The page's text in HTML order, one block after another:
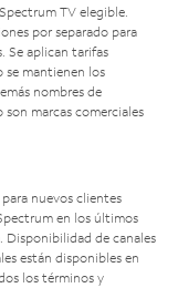
TV elegible.
por separado para
Se aplican tarifas
se mantienen los
nombres de
marcas comerciales
nuevos clientes
en los últimos
Disponibilidad de canales
están disponibles en
los términos y